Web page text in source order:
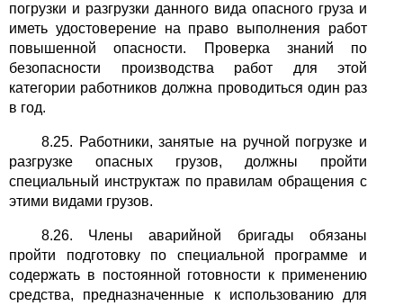
погрузки и разгрузки данного вида опасного груза и
иметь удостоверение на право выполнения работ
повышенной опасности. Проверка знаний по
безопасности производства работ для этой
категории работников должна проводиться один раз
в год.
8.25. Работники, занятые на ручной погрузке и
разгрузке опасных грузов, должны пройти
специальный инструктаж по правилам обращения с
этими видами грузов.
8.26. Члены аварийной бригады обязаны
пройти подготовку по специальной программе и
содержать в постоянной готовности к применению
средства, предназначенные к использованию для